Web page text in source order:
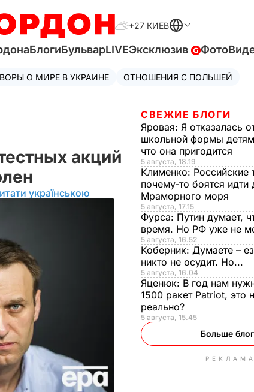
+27 КИЕВ
БлогиБульварLIVEЭксклюзив Фото
О МИРЕ В УКРАИНЕ ОТНОШЕНИЯ С ПОЛЬШЕЙ
акций
українською
СВЕЖИЕ БЛОГИ
Яровая: Я отказалась
школьной формы
что она пригодится
5 августа, 18.19
Клименко: Российские
почему-то боятся идти
Мраморного моря
5 августа, 17.15
Фурса: Путин думает,
время. Но РФ уже не
5 августа, 16.52
Коберник: Думаете –
никто не осудит. Но...
5 августа, 16.04
Яценюк: В год нам
1500 ракет Patriot, это
реально?
5 августа, 15.45
Больше
РЕКЛАМА